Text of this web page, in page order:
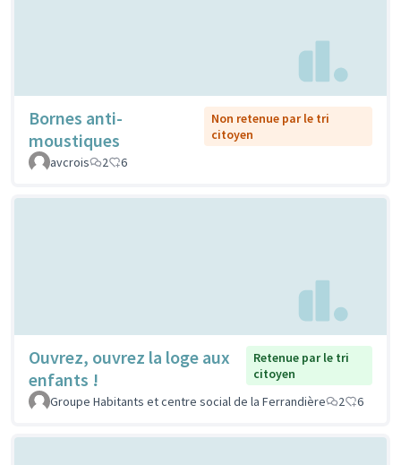
Bornes anti-
moustiques
Non retenue par le tri
citoyen
avcrois
2 6
Ouvrez, ouvrez la loge aux
enfants !
Retenue par le tri
citoyen
Groupe Habitants et centre social de la Ferrandière
2 6